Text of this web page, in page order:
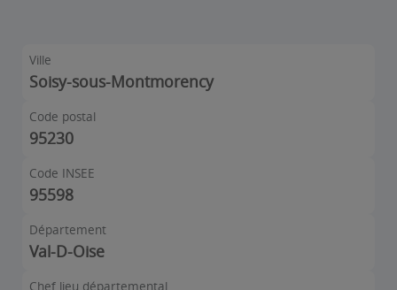
Ville
Soisy-sous-Montmorency
Code postal
95230
Code INSEE
95598
Département
Val-D-Oise
Chef lieu départemental